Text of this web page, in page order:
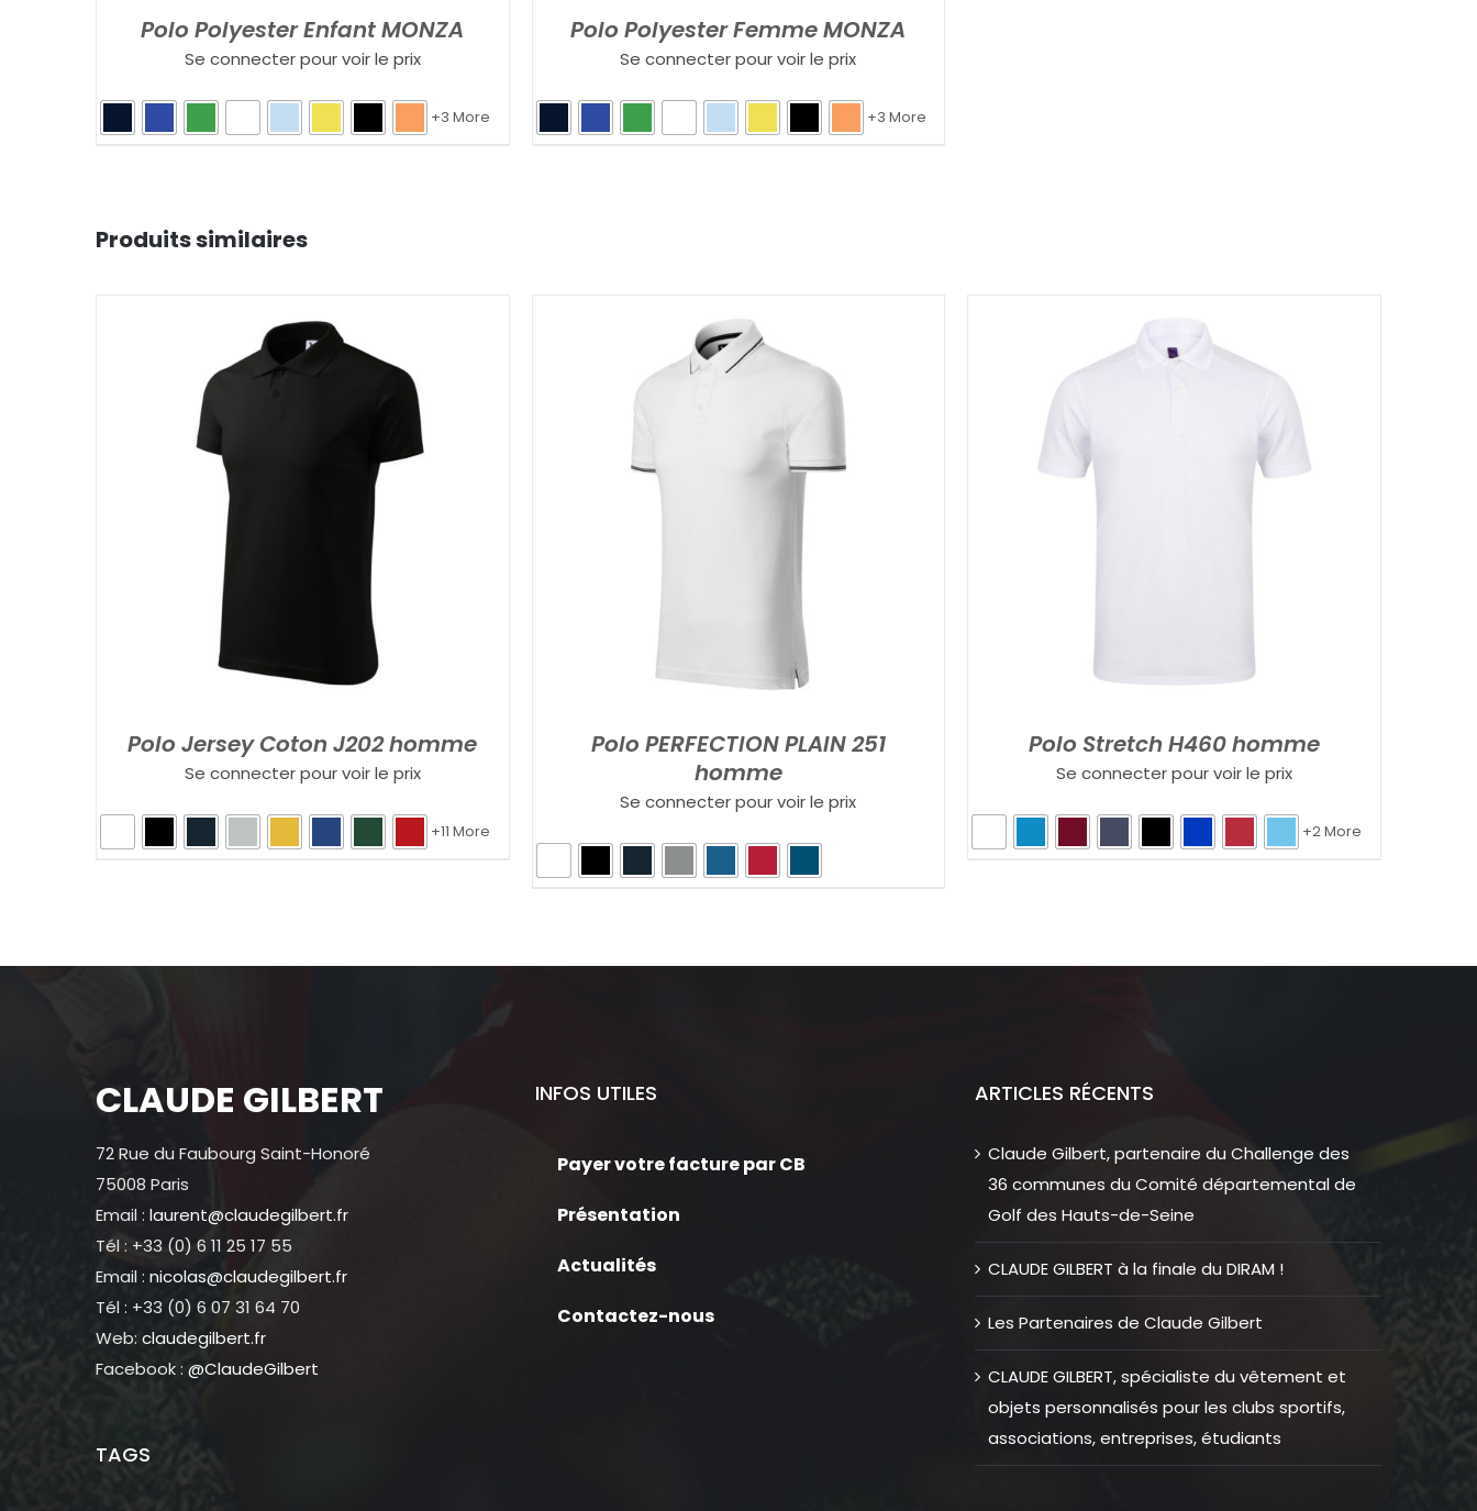
Polo Polyester Enfant MONZA
Se connecter pour voir le prix
+3 More
Polo Polyester Femme MONZA
Se connecter pour voir le prix
+3 More
Produits similaires
Polo Jersey Coton J202 homme
Se connecter pour voir le prix
+11 More
Polo PERFECTION PLAIN 251
homme
Se connecter pour voir le prix
Polo Stretch H460 homme
Se connecter pour voir le prix
+2 More
CLAUDE GILBERT
72 Rue du Faubourg Saint-Honoré
75008 Paris
Email : laurent@claudegilbert.fr
Tél : +33 (0) 6 11 25 17 55
Email : nicolas@claudegilbert.fr
Tél : +33 (0) 6 07 31 64 70
Web: claudegilbert.fr
Facebook : @ClaudeGilbert
TAGS
INFOS UTILES
Payer votre facture par CB
Présentation
Actualités
Contactez-nous
ARTICLES RÉCENTS
Claude Gilbert, partenaire du Challenge des
36 communes du Comité départemental de
Golf des Hauts-de-Seine
CLAUDE GILBERT à la finale du DIRAM !
Les Partenaires de Claude Gilbert
CLAUDE GILBERT, spécialiste du vêtement et
objets personnalisés pour les clubs sportifs,
associations, entreprises, étudiants